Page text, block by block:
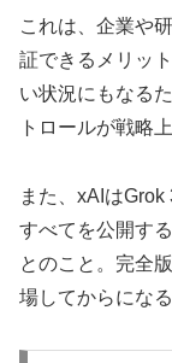
これは、企業や
証できるメリッ
い状況にもなる
トロールが戦略
また、xAIはGrok
すべてを公開す
とのこと。完全
場してからにな